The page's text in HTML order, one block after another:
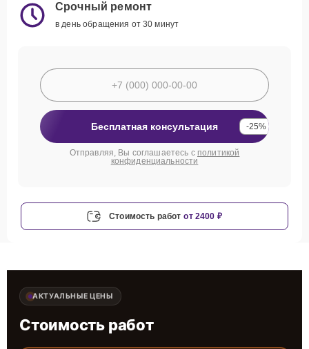
Срочный ремонт
в день обращения от 30 минут
Бесплатная консультация -25%
Отправляя, Вы соглашаетесь с политикой
конфиденциальности
Стоимость работ от 2400 ₽
АКТУАЛЬНЫЕ ЦЕНЫ
Стоимость работ